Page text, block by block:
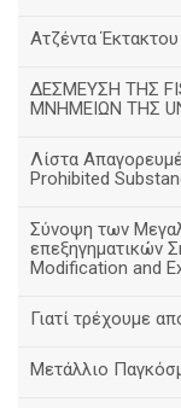
Ατζέντα
ΔΕΣΜΕΥΣΗ ΤΗΣ
ΜΝΗΜΕΙΩΝ ΤΗΣ
Λίστα
Prohibited
Σύνοψη των
επεξηγηματικών
Modification and
Γιατί τρέχουμε
Μετάλλιο